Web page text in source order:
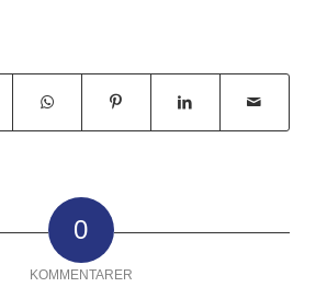
0
KOMMENTARER